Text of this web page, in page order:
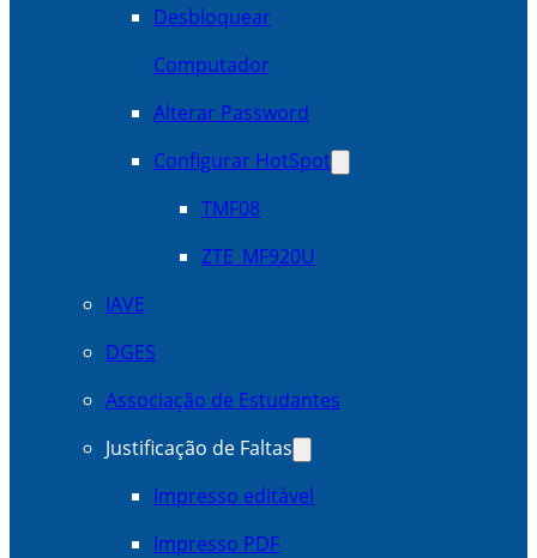
Desbloquear
Computador
Alterar Password
Configurar HotSpot
TMF08
ZTE_MF920U
IAVE
DGES
Associação de Estudantes
Justificação de Faltas
Impresso editável
Impresso PDF